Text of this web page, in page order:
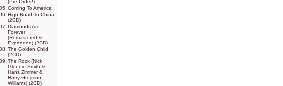
(Pre-Order!)
05. Coming To America
06. High Road To China
(2CD)
07. Diamonds Are
Forever
(Remastered &
Expanded) (2CD)
08. The Golden Child
(2CD)
09. The Rock (Nick
Glennie-Smith &
Hans Zimmer &
Harry Gregson-
Williams) (2CD)